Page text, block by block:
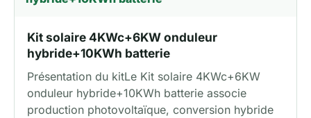
Kit solaire 4KWc+6KW onduleur
hybride+10KWh batterie
Présentation du kitLe Kit solaire 4KWc+6KW
onduleur hybride+10KWh batterie associe
production photovoltaïque, conversion hybride